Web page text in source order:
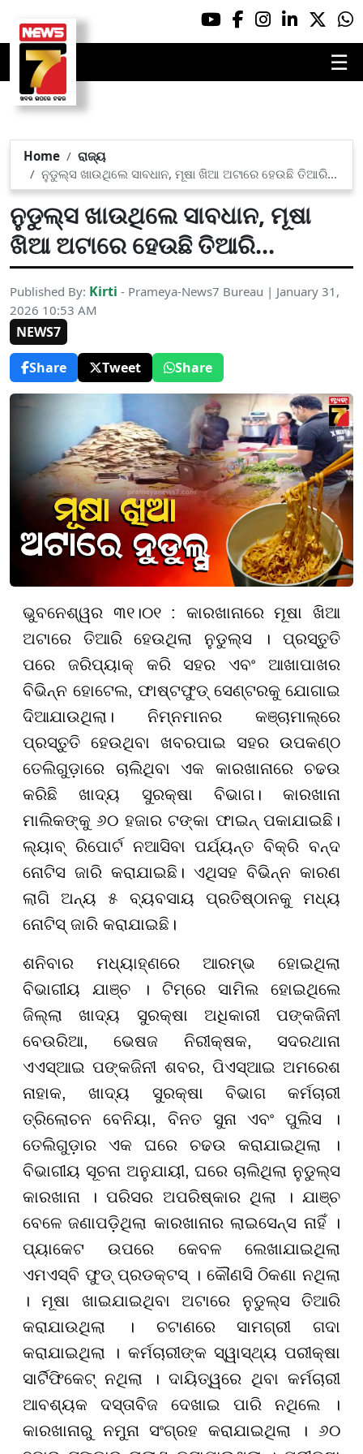
☰
Home
ରାଜ୍ୟ
ନୁଡୁଲ୍ସ ଖାଉଥିଲେ ସାବଧାନ, ମୂଷା ଖିଆ ଅଟାରେ ହେଉଛି ତିଆରି...
ନୁଡୁଲ୍ସ ଖାଉଥିଲେ ସାବଧାନ, ମୂଷା
ଖିଆ ଅଟାରେ ହେଉଛି ତିଆରି...
Published By: Kirti - Prameya-News7 Bureau | January 31,
2026 10:53 AM
NEWS7
Share
Tweet Share
ଭୁବନେଶ୍ୱର ୩୧।୦୧ : କାରଖାନାରେ ମୂଷା ଖିଆ
ଅଟାରେ ତିଆରି ହେଉଥିଲା ନୁଡୁଲ୍ସ । ପ୍ରସ୍ତୁତି
ପରେ ଜରିପ୍ୟାକ୍ କରି ସହର ଏବଂ ଆଖାପାଖର
ବିଭିନ୍ନ ହୋଟେଲ, ଫାଷ୍ଟଫୁଡ୍ ସେଣ୍ଟରକୁ ଯୋଗାଇ
ଦିଆଯାଉଥିଲା। ନିମ୍ନମାନର କଞ୍ଚାମାଲ୍ରେ
ପ୍ରସ୍ତୁତି ହେଉଥିବା ଖବରପାଇ ସହର ଉପକଣ୍ଠ
ତେଲିଗୁଡ଼ାରେ ଚାଲିଥିବା ଏକ କାରଖାନାରେ ଚଢଉ
କରିଛି ଖାଦ୍ୟ ସୁରକ୍ଷା ବିଭାଗ। କାରଖାନା
ମାଲିକଙ୍କୁ ୬୦ ହଜାର ଟଙ୍କା ଫାଇନ୍ ପକାଯାଇଛି।
ଲ୍ୟାବ୍ ରିପୋର୍ଟ ନଆସିବା ପର୍ଯ୍ୟନ୍ତ ବିକ୍ରି ବନ୍ଦ
ନୋଟିସ ଜାରି କରାଯାଇଛି। ଏଥିସହ ବିଭିନ୍ନ କାରଣ
ଲାଗି ଅନ୍ୟ ୫ ବ୍ୟବସାୟ ପ୍ରତିଷ୍ଠାନକୁ ମଧ୍ୟ
ନୋଟିସ୍ ଜାରି କରାଯାଇଛି।
ଶନିବାର ମଧ୍ୟାହ୍ଣରେ ଆରମ୍ଭ ହୋଇଥିଲା
ବିଭାଗୀୟ ଯାଞ୍ଚ । ଟିମ୍ରେ ସାମିଲ ହୋଇଥିଲେ
ଜିଲ୍ଲା ଖାଦ୍ୟ ସୁରକ୍ଷା ଅଧିକାରୀ ପଙ୍କଜିନୀ
ବେଉରିଆ, ଭେଷଜ ନିରୀକ୍ଷକ, ସଦରଥାନା
ଏଏସ୍ଆଇ ପଙ୍କଜିନୀ ଶବର, ପିଏସ୍ଆଇ ଅମରେଶ
ନାହାକ, ଖାଦ୍ୟ ସୁରକ୍ଷା ବିଭାଗ କର୍ମଚାରୀ
ତ୍ରିଲୋଚନ ବେନିୟା, ବିନତ ସୁନା ଏବଂ ପୁଲିସ ।
ତେଲିଗୁଡ଼ାର ଏକ ଘରେ ଚଢଉ କରାଯାଇଥିଲା ।
ବିଭାଗୀୟ ସୂଚନା ଅନୁଯାୟୀ, ଘରେ ଚାଲିଥିଲା ନୁଡୁଲ୍ସ
କାରଖାନା । ପରିସର ଅପରିଷ୍କାର ଥିଲା । ଯାଞ୍ଚ
ବେଳେ ଜଣାପଡ଼ିଥିଲା କାରଖାନାର ଲାଇସେନ୍ସ ନାହିଁ ।
ପ୍ୟାକେଟ ଉପରେ କେବଳ ଲେଖାଯାଇଥିଲା
ଏମଏସ୍ବି ଫୁଡ୍ ପ୍ରଡକ୍ଟସ୍ । କୌଣସି ଠିକଣା ନଥିଲା
। ମୂଷା ଖାଇଯାଇଥିବା ଅଟାରେ ନୁଡୁଲ୍ସ ତିଆରି
କରାଯାଉଥିଲା । ଚଟାଣରେ ସାମଗ୍ରୀ ଗଦା
କରାଯାଇଥିଲା । କର୍ମଚାରୀଙ୍କ ସ୍ୱାସ୍ଥ୍ୟ ପରୀକ୍ଷା
ସାର୍ଟିଫିକେଟ୍ ନଥିଲା । ଦାୟିତ୍ୱରେ ଥିବା କର୍ମଚାରୀ
ଆବଶ୍ୟକ ଦସ୍ତାବିଜ ଦେଖାଇ ପାରି ନଥିଲେ ।
କାରଖାନାରୁ ନମୁନା ସଂଗ୍ରହ କରାଯାଇଥିଲା । ୬୦